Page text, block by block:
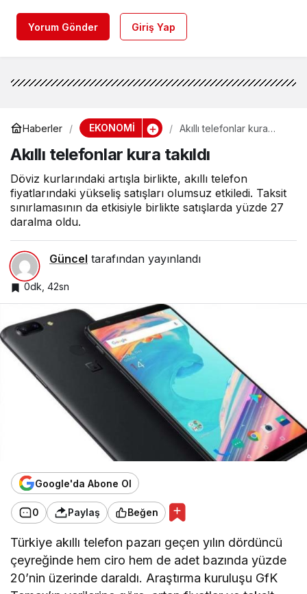
Yorum Gönder Giriş Yap
Haberler EKONOMİ
Akıllı telefonlar kura
Akıllı telefonlar kura takıldı
Döviz kurlarındaki artışla birlikte, akıllı telefon
fiyatlarındaki yükseliş satışları olumsuz etkiledi. Taksit
sınırlamasının da etkisiyle birlikte satışlarda yüzde 27
daralma oldu.
Güncel tarafından yayınlandı
0dk, 42sn
Google'da Abone Ol
0 Paylaş Beğen
Türkiye akıllı telefon pazarı geçen yılın dördüncü
çeyreğinde hem ciro hem de adet bazında yüzde
20’nin üzerinde daraldı. Araştırma kuruluşu GfK